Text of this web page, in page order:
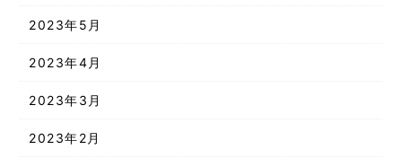
2023年5月
2023年4月
2023年3月
2023年2月